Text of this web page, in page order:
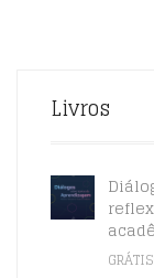
Livros